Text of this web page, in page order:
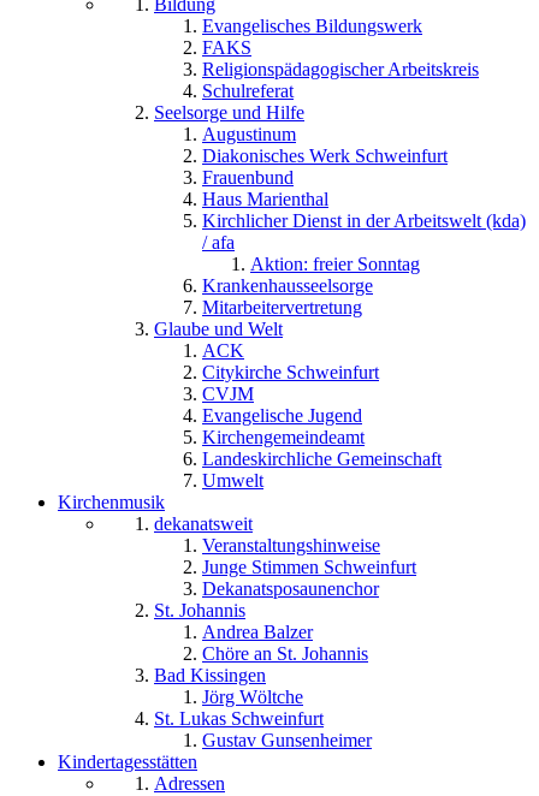
Bildung
Evangelisches Bildungswerk
FAKS
Religionspädagogischer Arbeitskreis
Schulreferat
Seelsorge und Hilfe
Augustinum
Diakonisches Werk Schweinfurt
Frauenbund
Haus Marienthal
Kirchlicher Dienst in der Arbeitswelt (kda)
/ afa
Aktion: freier Sonntag
Krankenhausseelsorge
Mitarbeitervertretung
Glaube und Welt
ACK
Citykirche Schweinfurt
CVJM
Evangelische Jugend
Kirchengemeindeamt
Landeskirchliche Gemeinschaft
Umwelt
Kirchenmusik
dekanatsweit
Veranstaltungshinweise
Junge Stimmen Schweinfurt
Dekanatsposaunenchor
St. Johannis
Andrea Balzer
Chöre an St. Johannis
Bad Kissingen
Jörg Wöltche
St. Lukas Schweinfurt
Gustav Gunsenheimer
Kindertagesstätten
Adressen